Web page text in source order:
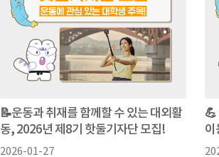
📝운동과 취재를 함께할 수 있는 대외활
동, 2026년 제8기 핫둘기자단 모집!
2026-01-27
💪
이